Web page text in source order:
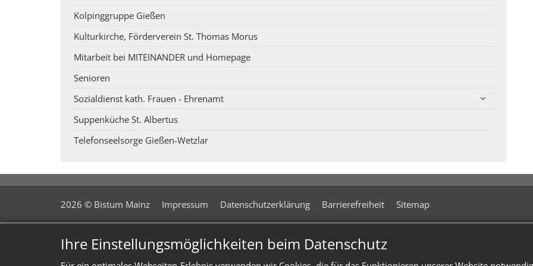
Ihre Einstellungsmöglichkeiten beim Datenschutz
Kolpinggruppe Gießen
Kulturkirche, Förderverein St. Thomas Morus
Mitarbeit bei MITEINANDER und Homepage
Senioren
Sozialdienst kath. Frauen - Ehrenamt
Suppenküche St. Albertus
Telefonseelsorge Gießen-Wetzlar
2026 © Bistum Mainz Impressum Datenschutzerklärung Barrierefreiheit Sitemap